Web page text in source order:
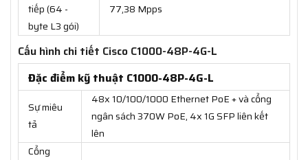
tiếp (64 -
byte L3 gói)
77,38 Mpps
Cấu hình chi tiết Cisco C1000-48P-4G-L
Đặc điểm kỹ thuật C1000-48P-4G-L
Sự miêu
tả
48x 10/100/1000 Ethernet PoE + và cổng
ngân sách 370W PoE, 4x 1G SFP liên kết
lên
Cổng